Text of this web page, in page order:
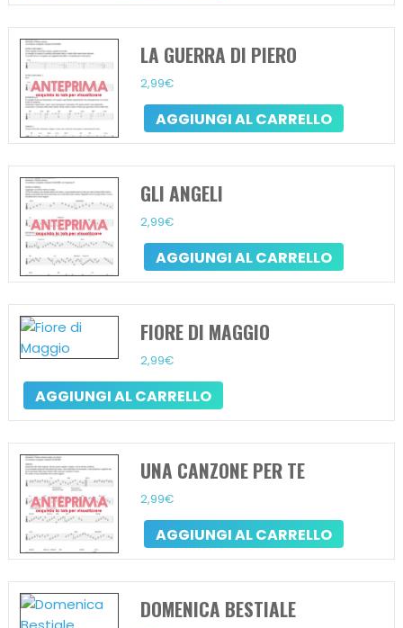
LA GUERRA DI PIERO
2,99€
AGGIUNGI AL CARRELLO
GLI ANGELI
2,99€
AGGIUNGI AL CARRELLO
FIORE DI MAGGIO
2,99€
AGGIUNGI AL CARRELLO
UNA CANZONE PER TE
2,99€
AGGIUNGI AL CARRELLO
DOMENICA BESTIALE